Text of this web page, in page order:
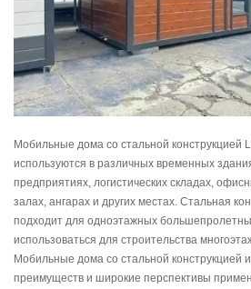
Мобильные дома со стальной конструкцией
используются в различных временных
предприятиях, логистических складах,
залах, ангарах и других местах. Стальная
подходит для одноэтажных
использоваться для строительства
Мобильные дома со стальной конструкцией
преимуществ и широкие перспективы